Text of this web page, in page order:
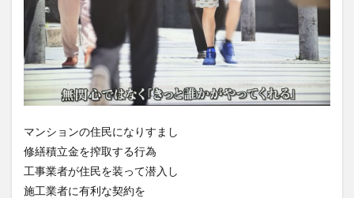
マンションの住民になりすまし
修繕積立金を搾取する行為
工事業者が住民を装って潜入し
施工業者に有利な契約を